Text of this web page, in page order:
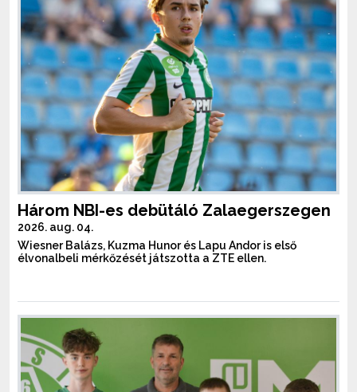
Három NBI-es debütáló Zalaegerszegen
2026. aug. 04.
Wiesner Balázs, Kuzma Hunor és Lapu Andor is első
élvonalbeli mérkőzését játszotta a ZTE ellen.